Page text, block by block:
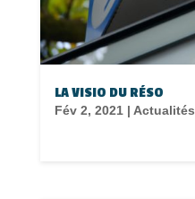
LA VISIO DU RÉSO
Fév 2, 2021| Actualités